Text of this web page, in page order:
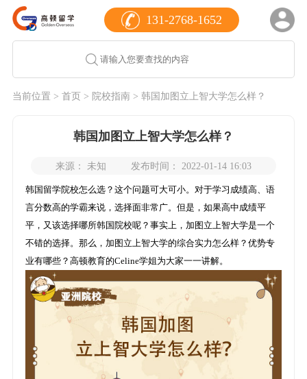
131-2768-1652
当前位置 > 首页 > 院校指南> 韩国加图立上智大学怎么样？
韩国加图立上智大学怎么样？
来源： 未知 发布时间： 2022-01-14 16:03
韩国留学院校怎么选？这个问题可大可小。对于学习成绩高、语
言分数高的学霸来说，选择面非常广。但是，如果高中成绩平
平，又该选择哪所韩国院校呢？事实上，加图立上智大学是一个
不错的选择。那么，加图立上智大学的综合实力怎么样？优势专
业有哪些？高顿教育的Celine学姐为大家一一讲解。